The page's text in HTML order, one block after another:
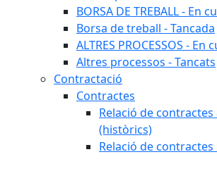
BORSA DE TREBALL - En
Borsa de treball - Tancada
ALTRES PROCESSOS - En
Altres processos - Tancats
Contractació
Contractes
Relació de
(històrics)
Relació de